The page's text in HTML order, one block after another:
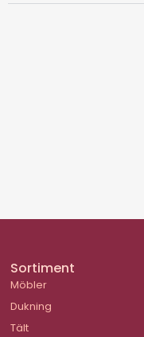
Sortiment
Möbler
Dukning
Tält